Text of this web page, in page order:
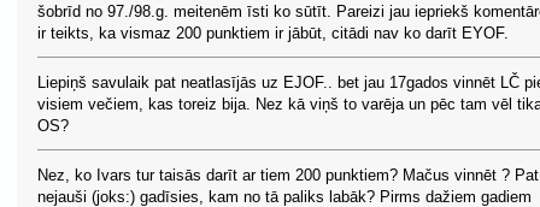
šobrīd no 97./98.g. meitenēm īsti ko sūtīt. Pareizi jau iepriekš
ir teikts, ka vismaz 200 punktiem ir jābūt, citādi nav ko darīt EYOF.
Liepiņš savulaik pat neatlasījās uz EJOF.. bet jau 17gados vinnēt LČ
visiem večiem, kas toreiz bija. Nez kā viņš to varēja un pēc tam vēl
OS?
Nez, ko Ivars tur taisās darīt ar tiem 200 punktiem? Mačus vinnēt ?
nejauši (joks:) gadīsies, kam no tā paliks labāk? Pirms dažiem gadiem